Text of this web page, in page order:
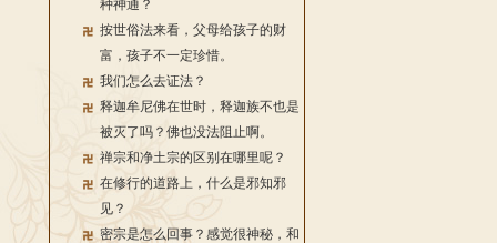
种神通？
按世俗法来看，父母给孩子的财
富，孩子不一定珍惜。
我们怎么去证法？
释迦牟尼佛在世时，释迦族不也是
被灭了吗？佛也没法阻止啊。
禅宗和净土宗的区别在哪里呢？
在修行的道路上，什么是邪知邪
见？
密宗是怎么回事？感觉很神秘，和